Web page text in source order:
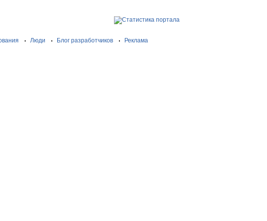
Люди Блог разработчиков
Реклама